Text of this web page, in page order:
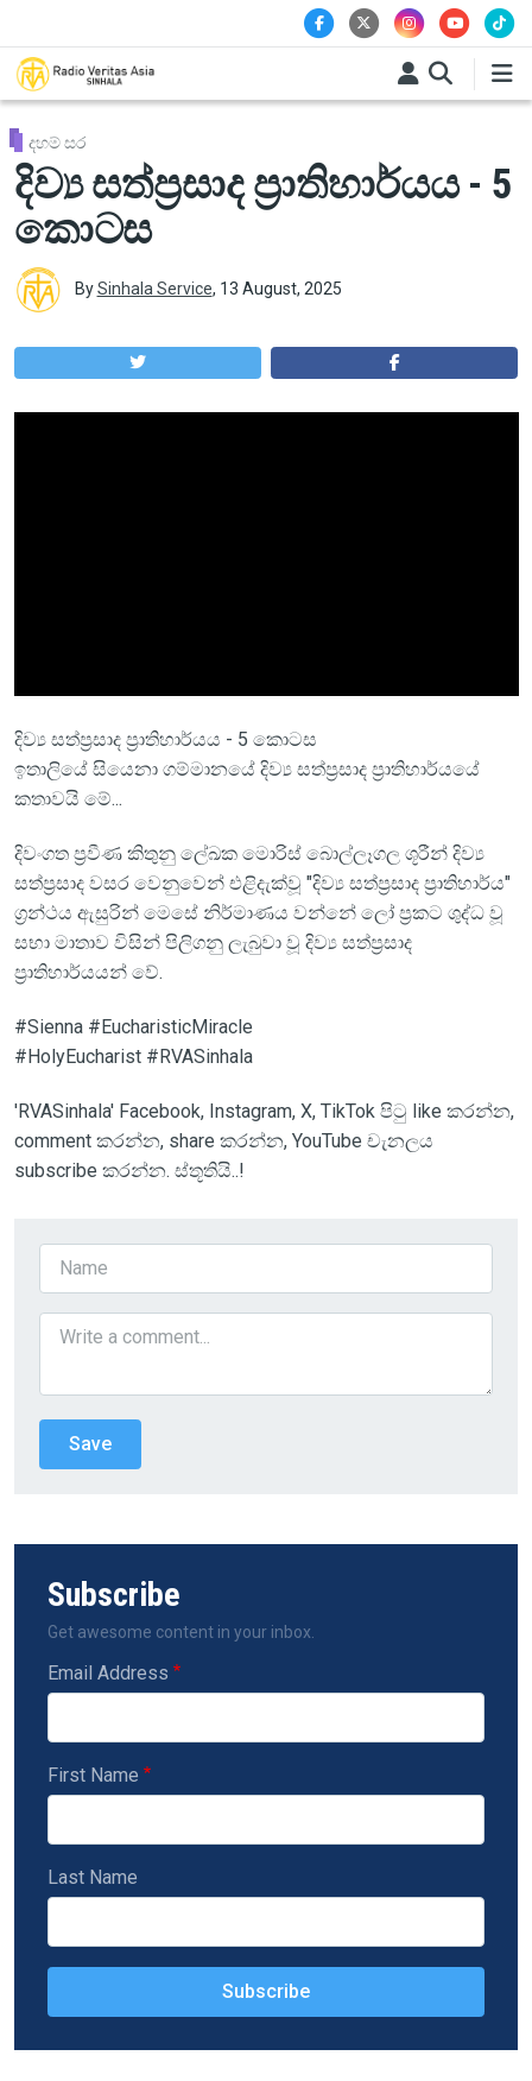
දහම් සර
දිව්‍ය සත්ප්‍රසාද ප්‍රාතිහාර්යය - 5
කොටස
BySinhala Service, 13 August, 2025
දිව්‍ය සත්ප්‍රසාද ප්‍රාතිහාර්යය - 5 කොටස
ඉතාලියේ සියෙනා ගම්මානයේ දිව්‍ය සත්ප්‍රසාද ප්‍රාතිහාර්යයේ
කතාවයි මේ...
දිවංගත ප්‍රවීණ කිතුනු ලේඛක මොරිස් බොල්ලෑගල ශූරීන් දිව්‍ය
සත්ප්‍රසාද වසර වෙනුවෙන් එළිදැක්වූ "දිව්‍ය සත්ප්‍රසාද ප්‍රාතිහාර්ය"
ග්‍රන්ථය ඇසුරින් මෙසේ නිර්මාණය වන්නේ ලෝ ප්‍රකට ශුද්ධ වූ
සභා මාතාව විසින් පිලිගනු ලැබුවා වූ දිව්‍ය සත්ප්‍රසාද
ප්‍රාතිහාර්යයන් වේ.
#Sienna #EucharisticMiracle
#HolyEucharist #RVASinhala
'RVASinhala' Facebook, Instagram, X, TikTok පිටු like කරන්න,
comment කරන්න, share කරන්න, YouTube චැනලය
subscribe කරන්න. ස්තූතියි..!
Subscribe
Get awesome content in your inbox.
Email Address
First Name
Last Name